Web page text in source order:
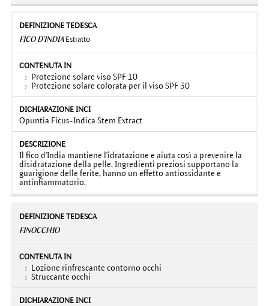
FICO D'INDIAEstratto
Protezione solare viso SPF 10
Protezione solare colorata per il viso SPF 30
Opuntia Ficus-Indica Stem Extract
Il fico d'India mantiene l'idratazione e aiuta così a prevenire la
disidratazione della pelle. Ingredienti preziosi supportano la
guarigione delle ferite, hanno un effetto antiossidante e
antinfiammatorio.
FINOCCHIO
Lozione rinfrescante contorno occhi
Struccante occhi